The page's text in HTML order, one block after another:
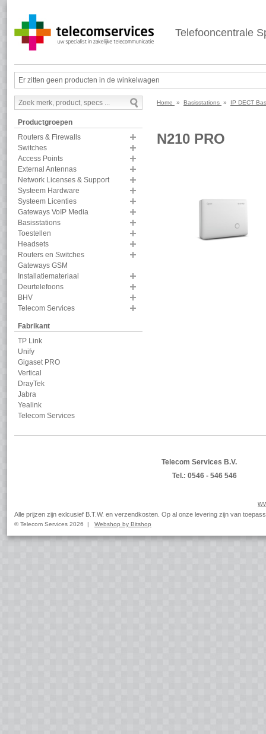
Telefooncentrale
Er zitten geen producten in de winkelwagen
Productgroepen
Routers & Firewalls
Switches
Access Points
External Antennas
Network Licenses & Support
Systeem Hardware
Systeem Licenties
Gateways VoIP Media
Basisstations
Toestellen
Headsets
Routers en Switches
Gateways GSM
Installatiemateriaal
Deurtelefoons
BHV
Telecom Services
Fabrikant
TP Link
Unify
Gigaset PRO
Vertical
DrayTek
Jabra
Yealink
Telecom Services
Home » Basisstations » IP DECT
N210 PRO
Telecom Services B.V.
Tel.: 0546 - 546 546
Alle prijzen zijn exlcusief B.T.W. en verzendkosten. Op al onze levering zijn van
© Telecom Services 2026 | Webshop by Bitshop